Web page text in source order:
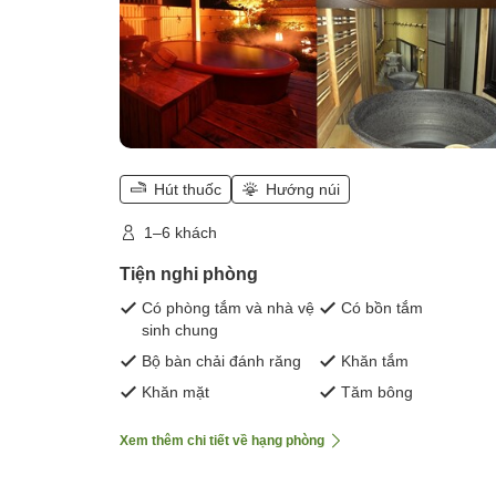
Hút thuốc Hướng núi
1–6 khách
Tiện nghi phòng
Có phòng tắm và nhà vệ
sinh chung
Có bồn tắm
Bộ bàn chải đánh răng
Khăn tắm
Khăn mặt
Tăm bông
Xem thêm chi tiết về hạng phòng